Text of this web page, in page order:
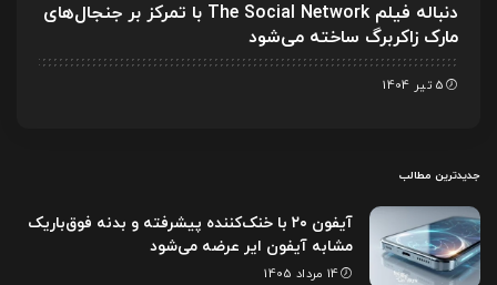
دنباله فیلم The Social Network با تمرکز بر جنجال‌های
مارک زاکربرگ ساخته می‌شود
5 تیر 1404
جدیدترین مطالب
آیفون ۲۰ با خنک‌کننده پیشرفته و بدنه فوق‌باریک
مشابه آیفون ایر عرضه می‌شود
14 مرداد 1405